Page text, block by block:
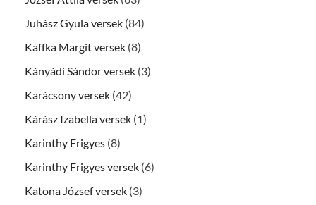
Juhász Gyula versek (84)
Kaffka Margit versek (8)
Kányádi Sándor versek (3)
Karácsony versek (42)
Kárász Izabella versek (1)
Karinthy Frigyes (8)
Karinthy Frigyes versek (6)
Katona József versek (3)